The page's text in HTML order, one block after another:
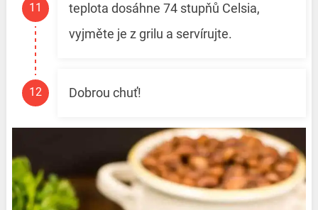
teplota dosáhne 74 stupňů Celsia,
vyjměte je z grilu a servírujte.
Dobrou chuť!